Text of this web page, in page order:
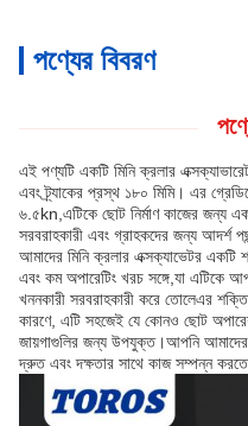
পণ্যের বিবরণ
এই পণ্যটি একটি মিনি ক্রলার
এবং ট্র্যাকের প্রস্থ ১৮০ মিমি। এর
৬.৫kn,এটিকে ছোট নির্মাণ কাজের জন্য
সরবরাহকারী এবং গ্রাহকদের জন্য আদর্শ
আমাদের মিনি ক্রলার এক্সক্যাভেটর একটি
এবং কম অপারেটিং খরচ সঙ্গে,যা এটিকে
খননকারী সরবরাহকারী করে তোলেএর
কারণে, এটি সহজেই যে কোনও ছোট
জায়গাগুলির জন্য উপযুক্ত।আপনি আমাদের
দ্রুত এবং দক্ষতার সাথে কাজ সম্পন্ন করতে.